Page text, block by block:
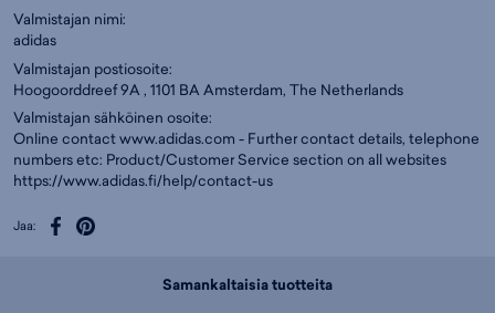
Valmistajan nimi:
adidas
Valmistajan postiosoite:
Hoogoorddreef 9A , 1101 BA Amsterdam, The Netherlands
Valmistajan sähköinen osoite:
Online contact www.adidas.com - Further contact details, telephone
numbers etc: Product/Customer Service section on all websites
https://www.adidas.fi/help/contact-us
Jaa:
Samankaltaisia tuotteita